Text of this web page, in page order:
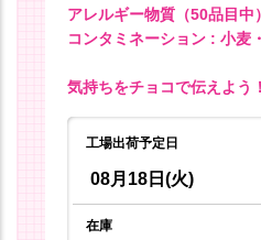
アレルギー物質（50品目中
コンタミネーション : 小麦
気持ちをチョコで伝えよう！
工場出荷予定日
08月18日(火)
在庫